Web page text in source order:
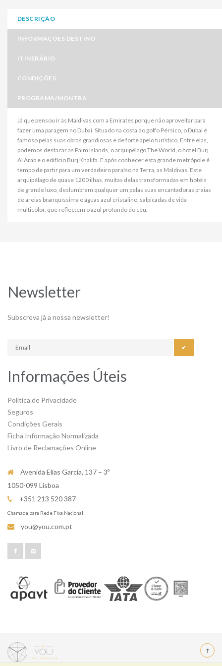
DESCRIÇÃO
INFORMAÇÕES DESTINO
ITINERÁRIO
CONDIÇÕES
PROGRAMA/MONTRA
Já que pensou ir às Maldivas com a Emirates porque não aproveitar para
fazer uma paragem no Dubai. Situado na costa do golfo Pérsico, o Dubai é
famoso pelas suas obras grandiosas e de forte apelo turístico. Entre elas,
podemos destacar as Palm Islands, o arquipélago The World, o hotel Burj
Al Arab e o edifício Burj Khalifa. E após conhecer esta grande metrópole é
tempo de partir para um verdadeiro paraíso na Terra, as Maldivas. Este
arquipélago de quase 1200 ilhas, muitas delas transformadas em hotéis
de grande luxo, deslumbram qualquer um pelas suas encantadoras praias
de areias branquíssima e águas azul cristalino, salpicadas de vida
multicolor, que reflectem o azul profundo do céu.
Newsletter
Subscreva já a nossa newsletter!
✔
Informações Úteis
Política de Privacidade
Seguros
Condições Gerais
Ficha Informação Normalizada
Livro de Reclamações Online
Avenida Elias Garcia, 137 – 3º
1050-099 Lisboa
+351 213 520 387
Chamada para Rede Fixa Nacional
you@you.com.pt